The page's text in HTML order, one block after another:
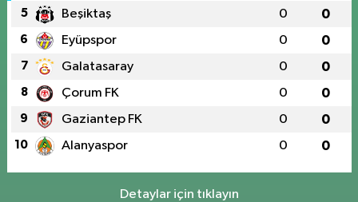
5 Beşiktaş 0 0
6 Eyüpspor 0 0
7 Galatasaray 0 0
8 Çorum FK 0 0
9 Gaziantep FK 0 0
10 Alanyaspor 0 0
Detaylar için tıklayın